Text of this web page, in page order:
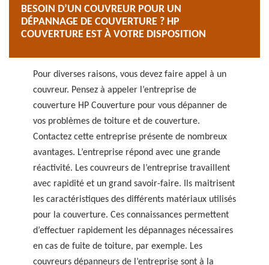
BESOIN D’UN COUVREUR POUR UN
DÉPANNAGE DE COUVERTURE ? HP
COUVERTURE EST À VOTRE DISPOSITION
Pour diverses raisons, vous devez faire appel à un
couvreur. Pensez à appeler l’entreprise de
couverture HP Couverture pour vous dépanner de
vos problèmes de toiture et de couverture.
Contactez cette entreprise présente de nombreux
avantages. L’entreprise répond avec une grande
réactivité. Les couvreurs de l’entreprise travaillent
avec rapidité et un grand savoir-faire. Ils maitrisent
les caractéristiques des différents matériaux utilisés
pour la couverture. Ces connaissances permettent
d’effectuer rapidement les dépannages nécessaires
en cas de fuite de toiture, par exemple. Les
couvreurs dépanneurs de l’entreprise sont à la